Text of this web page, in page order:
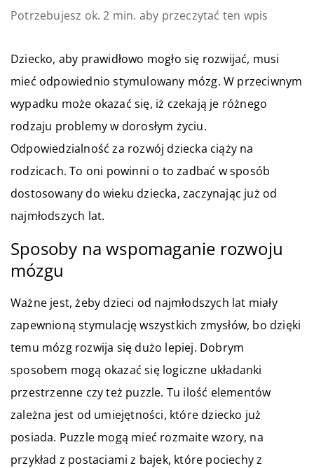
Potrzebujesz ok. 2 min. aby przeczytać ten wpis
Dziecko, aby prawidłowo mogło się rozwijać, musi
mieć odpowiednio stymulowany mózg. W przeciwnym
wypadku może okazać się, iż czekają je różnego
rodzaju problemy w dorosłym życiu.
Odpowiedzialność za rozwój dziecka ciąży na
rodzicach. To oni powinni o to zadbać w sposób
dostosowany do wieku dziecka, zaczynając już od
najmłodszych lat.
Sposoby na wspomaganie rozwoju
mózgu
Ważne jest, żeby dzieci od najmłodszych lat miały
zapewnioną stymulację wszystkich zmysłów, bo dzięki
temu mózg rozwija się dużo lepiej. Dobrym
sposobem mogą okazać się logiczne układanki
przestrzenne czy też puzzle. Tu ilość elementów
zależna jest od umiejętności, które dziecko już
posiada. Puzzle mogą mieć rozmaite wzory, na
przykład z postaciami z bajek, które pociechy z